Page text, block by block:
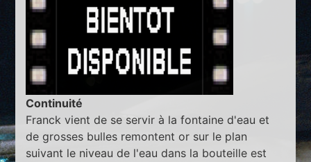
Continuité
Franck vient de se servir à la fontaine d'eau et
de grosses bulles remontent or sur le plan
suivant le niveau de l'eau dans la bouteille est